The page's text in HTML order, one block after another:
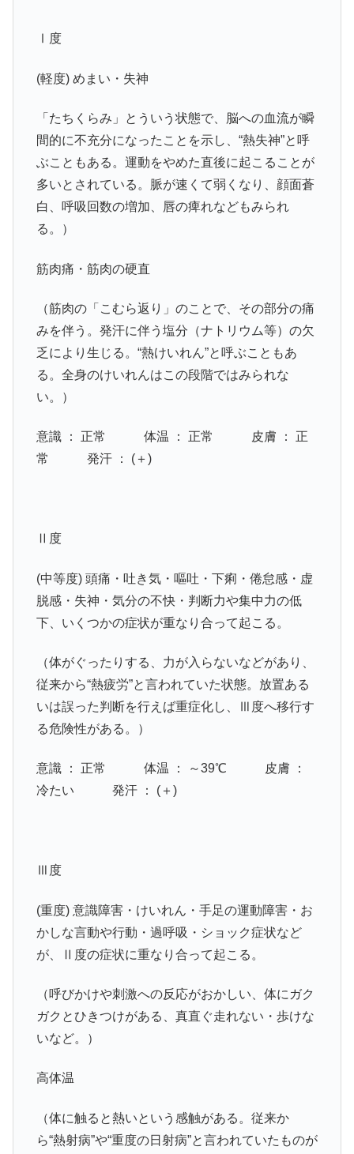
Ⅰ度
(軽度) めまい・失神
「たちくらみ」とういう状態で、脳への血流が瞬
間的に不充分になったことを示し、“熱失神”と呼
ぶこともある。運動をやめた直後に起こることが
多いとされている。脈が速くて弱くなり、顔面蒼
白、呼吸回数の増加、唇の痺れなどもみられ
る。）
筋肉痛・筋肉の硬直
（筋肉の「こむら返り」のことで、その部分の痛
みを伴う。発汗に伴う塩分（ナトリウム等）の欠
乏により生じる。“熱けいれん”と呼ぶこともあ
る。全身のけいれんはこの段階ではみられな
い。）
意識 ： 正常 体温 ： 正常 皮膚 ： 正
常 発汗 ： (＋)
Ⅱ度
(中等度) 頭痛・吐き気・嘔吐・下痢・倦怠感・虚
脱感・失神・気分の不快・判断力や集中力の低
下、いくつかの症状が重なり合って起こる。
（体がぐったりする、力が入らないなどがあり、
従来から“熱疲労”と言われていた状態。放置ある
いは誤った判断を行えば重症化し、Ⅲ度へ移行す
る危険性がある。）
意識 ： 正常 体温 ： ～39℃ 皮膚 ：
冷たい 発汗 ： (＋)
Ⅲ度
(重度) 意識障害・けいれん・手足の運動障害・お
かしな言動や行動・過呼吸・ショック症状など
が、Ⅱ度の症状に重なり合って起こる。
（呼びかけや刺激への反応がおかしい、体にガク
ガクとひきつけがある、真直ぐ走れない・歩けな
いなど。）
高体温
（体に触ると熱いという感触がある。従来か
ら“熱射病”や“重度の日射病”と言われていたものが